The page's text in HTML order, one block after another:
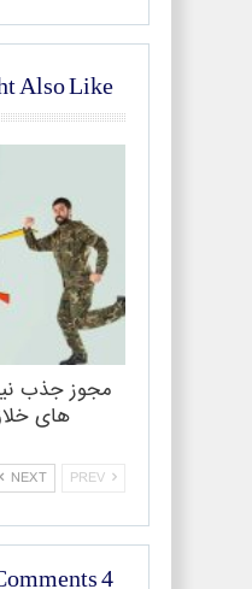
Also Like
مجوز جذب
های خلاق 1402
NEXT
4 Comments